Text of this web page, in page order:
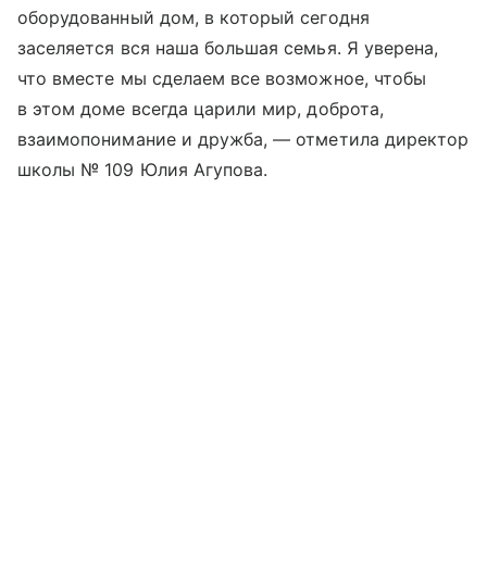
оборудованный дом, в который сегодня
заселяется вся наша большая семья. Я уверена,
что вместе мы сделаем все возможное, чтобы
в этом доме всегда царили мир, доброта,
взаимопонимание и дружба, — отметила директор
школы № 109 Юлия Агупова.